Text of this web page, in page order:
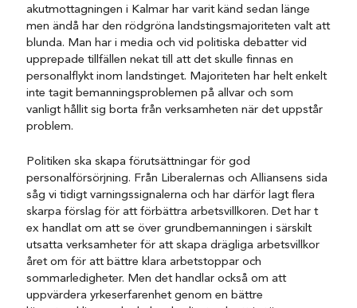
akutmottagningen i Kalmar har varit känd sedan länge
men ändå har den rödgröna landstingsmajoriteten valt att
blunda. Man har i media och vid politiska debatter vid
upprepade tillfällen nekat till att det skulle finnas en
personalflykt inom landstinget. Majoriteten har helt enkelt
inte tagit bemanningsproblemen på allvar och som
vanligt hållit sig borta från verksamheten när det uppstår
problem.
Politiken ska skapa förutsättningar för god
personalförsörjning. Från Liberalernas och Alliansens sida
såg vi tidigt varningssignalerna och har därför lagt flera
skarpa förslag för att förbättra arbetsvillkoren. Det har t
ex handlat om att se över grundbemanningen i särskilt
utsatta verksamheter för att skapa drägliga arbetsvillkor
året om för att bättre klara arbetstoppar och
sommarledigheter. Men det handlar också om att
uppvärdera yrkeserfarenhet genom en bättre